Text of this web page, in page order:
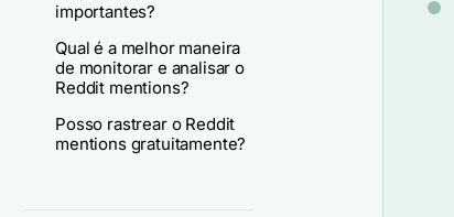
importantes?
Qual é a melhor maneira
de monitorar e analisar o
Reddit mentions?
Posso rastrear o Reddit
mentions gratuitamente?